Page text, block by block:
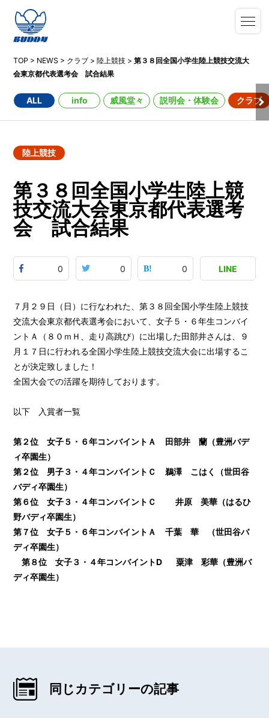
TOP > NEWS > クラブ >陸上競技 >第３８回全国小学生陸上競技交流大
会東京都代表選考会 試合結果
ALL info 威風堂々 説明会・体験会 クラブ
陸上競技
第３８回全国小学生陸上競
技交流大会東京都代表選考
会 試合結果
0 0 0 LINE
７月２９日（日）に行なわれた、第３８回全国小学生陸上競技
交流大会東京都代表選考会において、女子５・６年生コンバイ
ントＡ（８０ｍＨ、走り高跳び）に出場した田部井さんは、９
月１７日に行われる全国小学生陸上競技交流大会に出場するこ
とが決定致しました！
全国大会での活躍を期待しております。
以下 入賞者一覧
第２位 女子５・６年コンバイントＡ
田部井 蘭（豊洲バデ
ィ卒園生）
第２位 男子３・４年コンバイントＣ
鵜澤 こはく（世田谷
バディ卒園生）
第６位 女子３・４年コンバイントＣ
井原 美華（はるひ
野バディ卒園生）
第７位 女子５・６年コンバイントＡ
千葉 華 （世田谷バ
ディ卒園生）
第８位 女子３・４年コンバイントⅮ
粟津 彩華（豊洲バ
ディ卒園生）
同じカテゴリーの記事